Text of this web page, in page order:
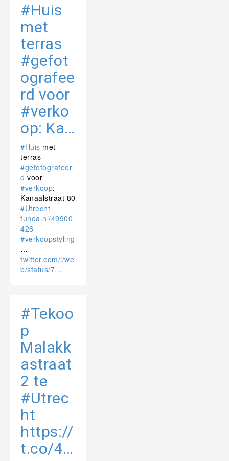
#Huis
met
terras
#gefot
ografee
rd voor
#verko
op: Ka…
#Huis met
terras
#gefotografeer
d voor
#verkoop:
Kanaalstraat 80
#Utrecht
funda.nl/49900
426
#verkoopstyling
…
twitter.com/i/we
b/status/7…
#Tekoo
p
Malakk
astraat
2 te
#Utrec
ht
https://
t.co/4…